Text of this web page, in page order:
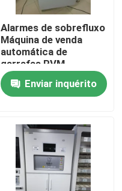
Alarmes de sobrefluxo
Máquina de venda
automática de
garrafas RVM
Enviar inquérito